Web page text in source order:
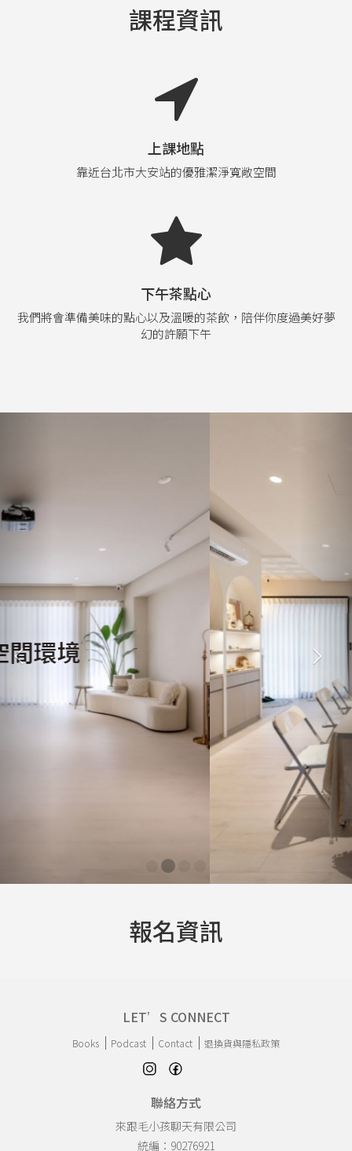
課程資訊
上課地點
靠近台北市大安站的優雅潔淨寬敞空間
下午茶點心
我們將會準備美味的點心以及溫暖的茶飲，陪伴你度過美好夢
幻的許願下午
報名資訊
LET’S CONNECT
Books Podcast Contact 退換貨與隱私政策
聯絡方式
來跟毛小孩聊天有限公司
統編：90276921